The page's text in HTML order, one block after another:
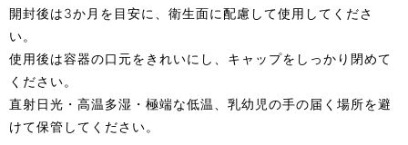
開封後は3か月を目安に、衛生面に配慮して使用してくださ
い。
使用後は容器の口元をきれいにし、キャップをしっかり閉めて
ください。
直射日光・高温多湿・極端な低温、乳幼児の手の届く場所を避
けて保管してください。